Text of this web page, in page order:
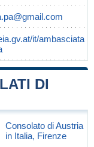
it/ambasciata
DI
Consolato di Austria
in Italia, Firenze